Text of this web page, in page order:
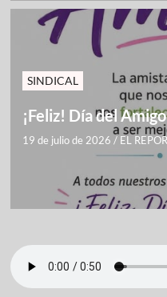
SINDICAL
¡Feliz! Día del Amigo
19 de julio de 2026 / EL